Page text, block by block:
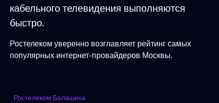
кабельного телевидения выполняются
быстро.
Ростелеком уверенно возглавляет рейтинг самых
популярных интернет-провайдеров Москвы.
Ростелеком Балашиха